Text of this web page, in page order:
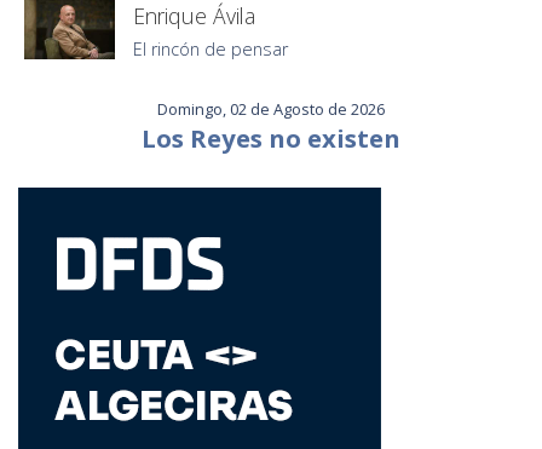
Enrique Ávila
El rincón de pensar
Domingo, 02 de Agosto de 2026
Los Reyes no existen